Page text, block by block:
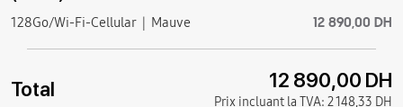
128Go/Wi-Fi-Cellular Mauve 12 890,00 DH
Total 12 890,00 DH
Prix incluant la TVA: 2 148,33 DH